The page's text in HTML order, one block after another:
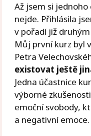
Až jsem si
nejde. Přihlásila
v pořadí již
Můj první kurz byl
Petra
existovat ještě
Jedna účastnice
výborné
emoční svobody,
a negativní emoce.